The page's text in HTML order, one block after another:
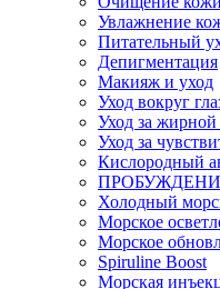
Увлажнение
Питательный
Депигментация
Макияж и уход
Уход вокруг
Уход за
Уход за
Кислородный
Холодный
Морское
Морское
Spiruline Boost
Морская